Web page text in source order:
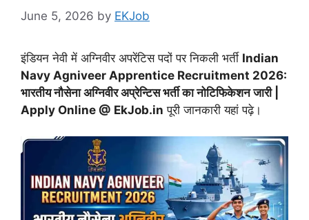
June 5, 2026 by EKJob
इंडियन नेवी में अग्निवीर अपरेंटिस पदों पर निकली भर्ती Indian
Navy Agniveer Apprentice Recruitment 2026:
भारतीय नौसेना अग्निवीर अप्रेन्टिस भर्ती का नोटिफिकेशन जारी |
Apply Online @ EkJob.in पूरी जानकारी यहां पढ़े।